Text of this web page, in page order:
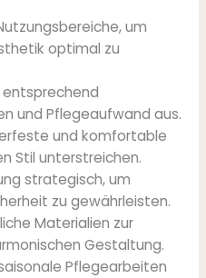
um
optimal zu
entsprechend
und Pflegeaufwand aus.
und komfortable
Stil unterstreichen.
strategisch, um
zu gewährleisten.
Materialien zur
Gestaltung.
Pflegearbeiten